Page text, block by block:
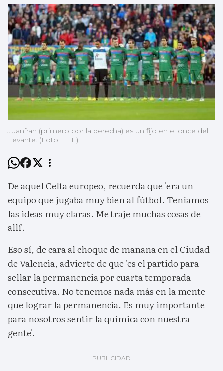
Juanfran (primero por la derecha) es un fijo en el once del
Levante. (Foto: EFE)
De aquel Celta europeo, recuerda que 'era un
equipo que jugaba muy bien al fútbol. Teníamos
las ideas muy claras. Me traje muchas cosas de
allí'.
Eso sí, de cara al choque de mañana en el Ciudad
de Valencia, advierte de que 'es el partido para
sellar la permanencia por cuarta temporada
consecutiva. No tenemos nada más en la mente
que lograr la permanencia. Es muy importante
para nosotros sentir la química con nuestra
gente'.